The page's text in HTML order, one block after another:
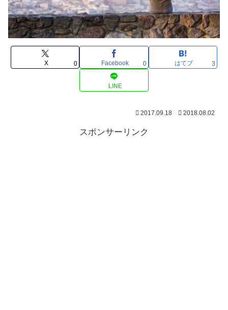
X 0 Facebook 0 はてブ 3
LINE
2017.09.18 2018.08.02
スポンサーリンク